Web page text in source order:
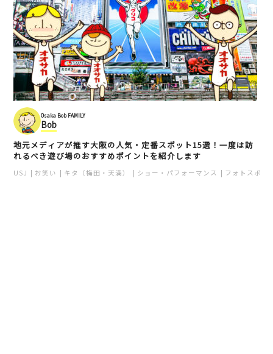
Osaka Bob FAMILY
Bob
地元メディアが推す大阪の人気・定番スポット15選！一度は訪
れるべき遊び場のおすすめポイントを紹介します
USJ お笑い キタ（梅田・天満） ショー・パフォーマンス フォトスポッ